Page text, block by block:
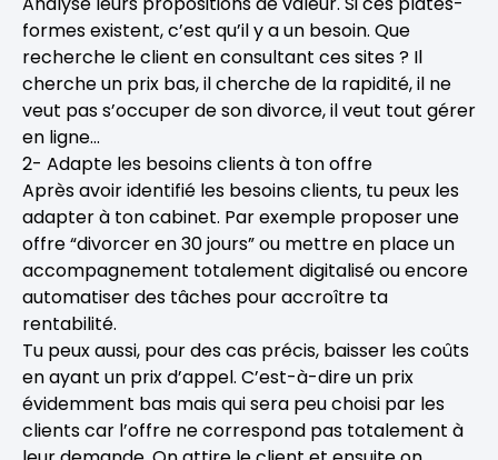
formes existent, c’est qu’il y a un besoin. Que
recherche le client en consultant ces sites ? Il
cherche un prix bas, il cherche de la rapidité, il ne
veut pas s’occuper de son divorce, il veut tout gérer
en ligne…
2- Adapte les besoins clients à ton offre
Après avoir identifié les besoins clients, tu peux les
adapter à ton cabinet. Par exemple proposer une
offre “divorcer en 30 jours” ou mettre en place un
accompagnement totalement digitalisé ou encore
automatiser des tâches pour accroître ta
rentabilité.
Tu peux aussi, pour des cas précis, baisser les coûts
en ayant un prix d’appel. C’est-à-dire un prix
évidemment bas mais qui sera peu choisi par les
clients car l’offre ne correspond pas totalement à